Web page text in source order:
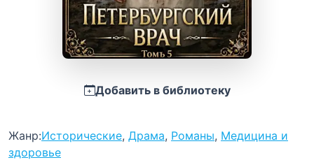
Добавить в библиотеку
Жанр:Исторические, Драма, Романы, Медицина и
здоровье